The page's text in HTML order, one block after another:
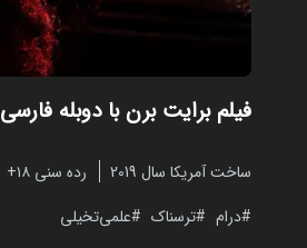
فیلم برایت برن با دوبله فارسی
ساخت آمریکا سال 2019
رده سنی ۱۸+
درام
ترسناک علمی‌تخیلی